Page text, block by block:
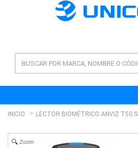
INICIO LECTOR BIOMÉTRICO ANVIZ T5S
Zoom